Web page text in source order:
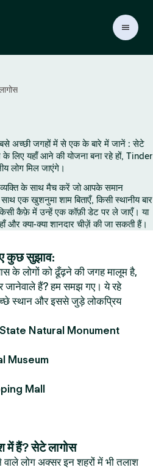
अच्छी जगहों में से एक के बारे में जानें : सेटे
लिए यहाँ आने की योजना बना रहे हों, Tinder
लोग मिल जाएंगे।
के साथ मैच करें जो आपके समान
एक खुशनुमा शाम बिताएँ, किसी स्थानीय बार
कैफ़े में उन्हें एक कॉफ़ी डेट पर ले जाएँ। या
क्या-क्या शानदार चीज़ें की जा सकती हैं।
कुछ सुझाव:
के लोगों को ढूँढ़ने की जगह मालूम है,
जानेवाले हैं? हम समझ गए। ये रहे
स्थान और इससे जुड़े लोकप्रिय
Natural Monument
Museum
Mall
में हैं? सेटे लागोस
वाले लोग अक्सर इन शहरों में भी तलाश